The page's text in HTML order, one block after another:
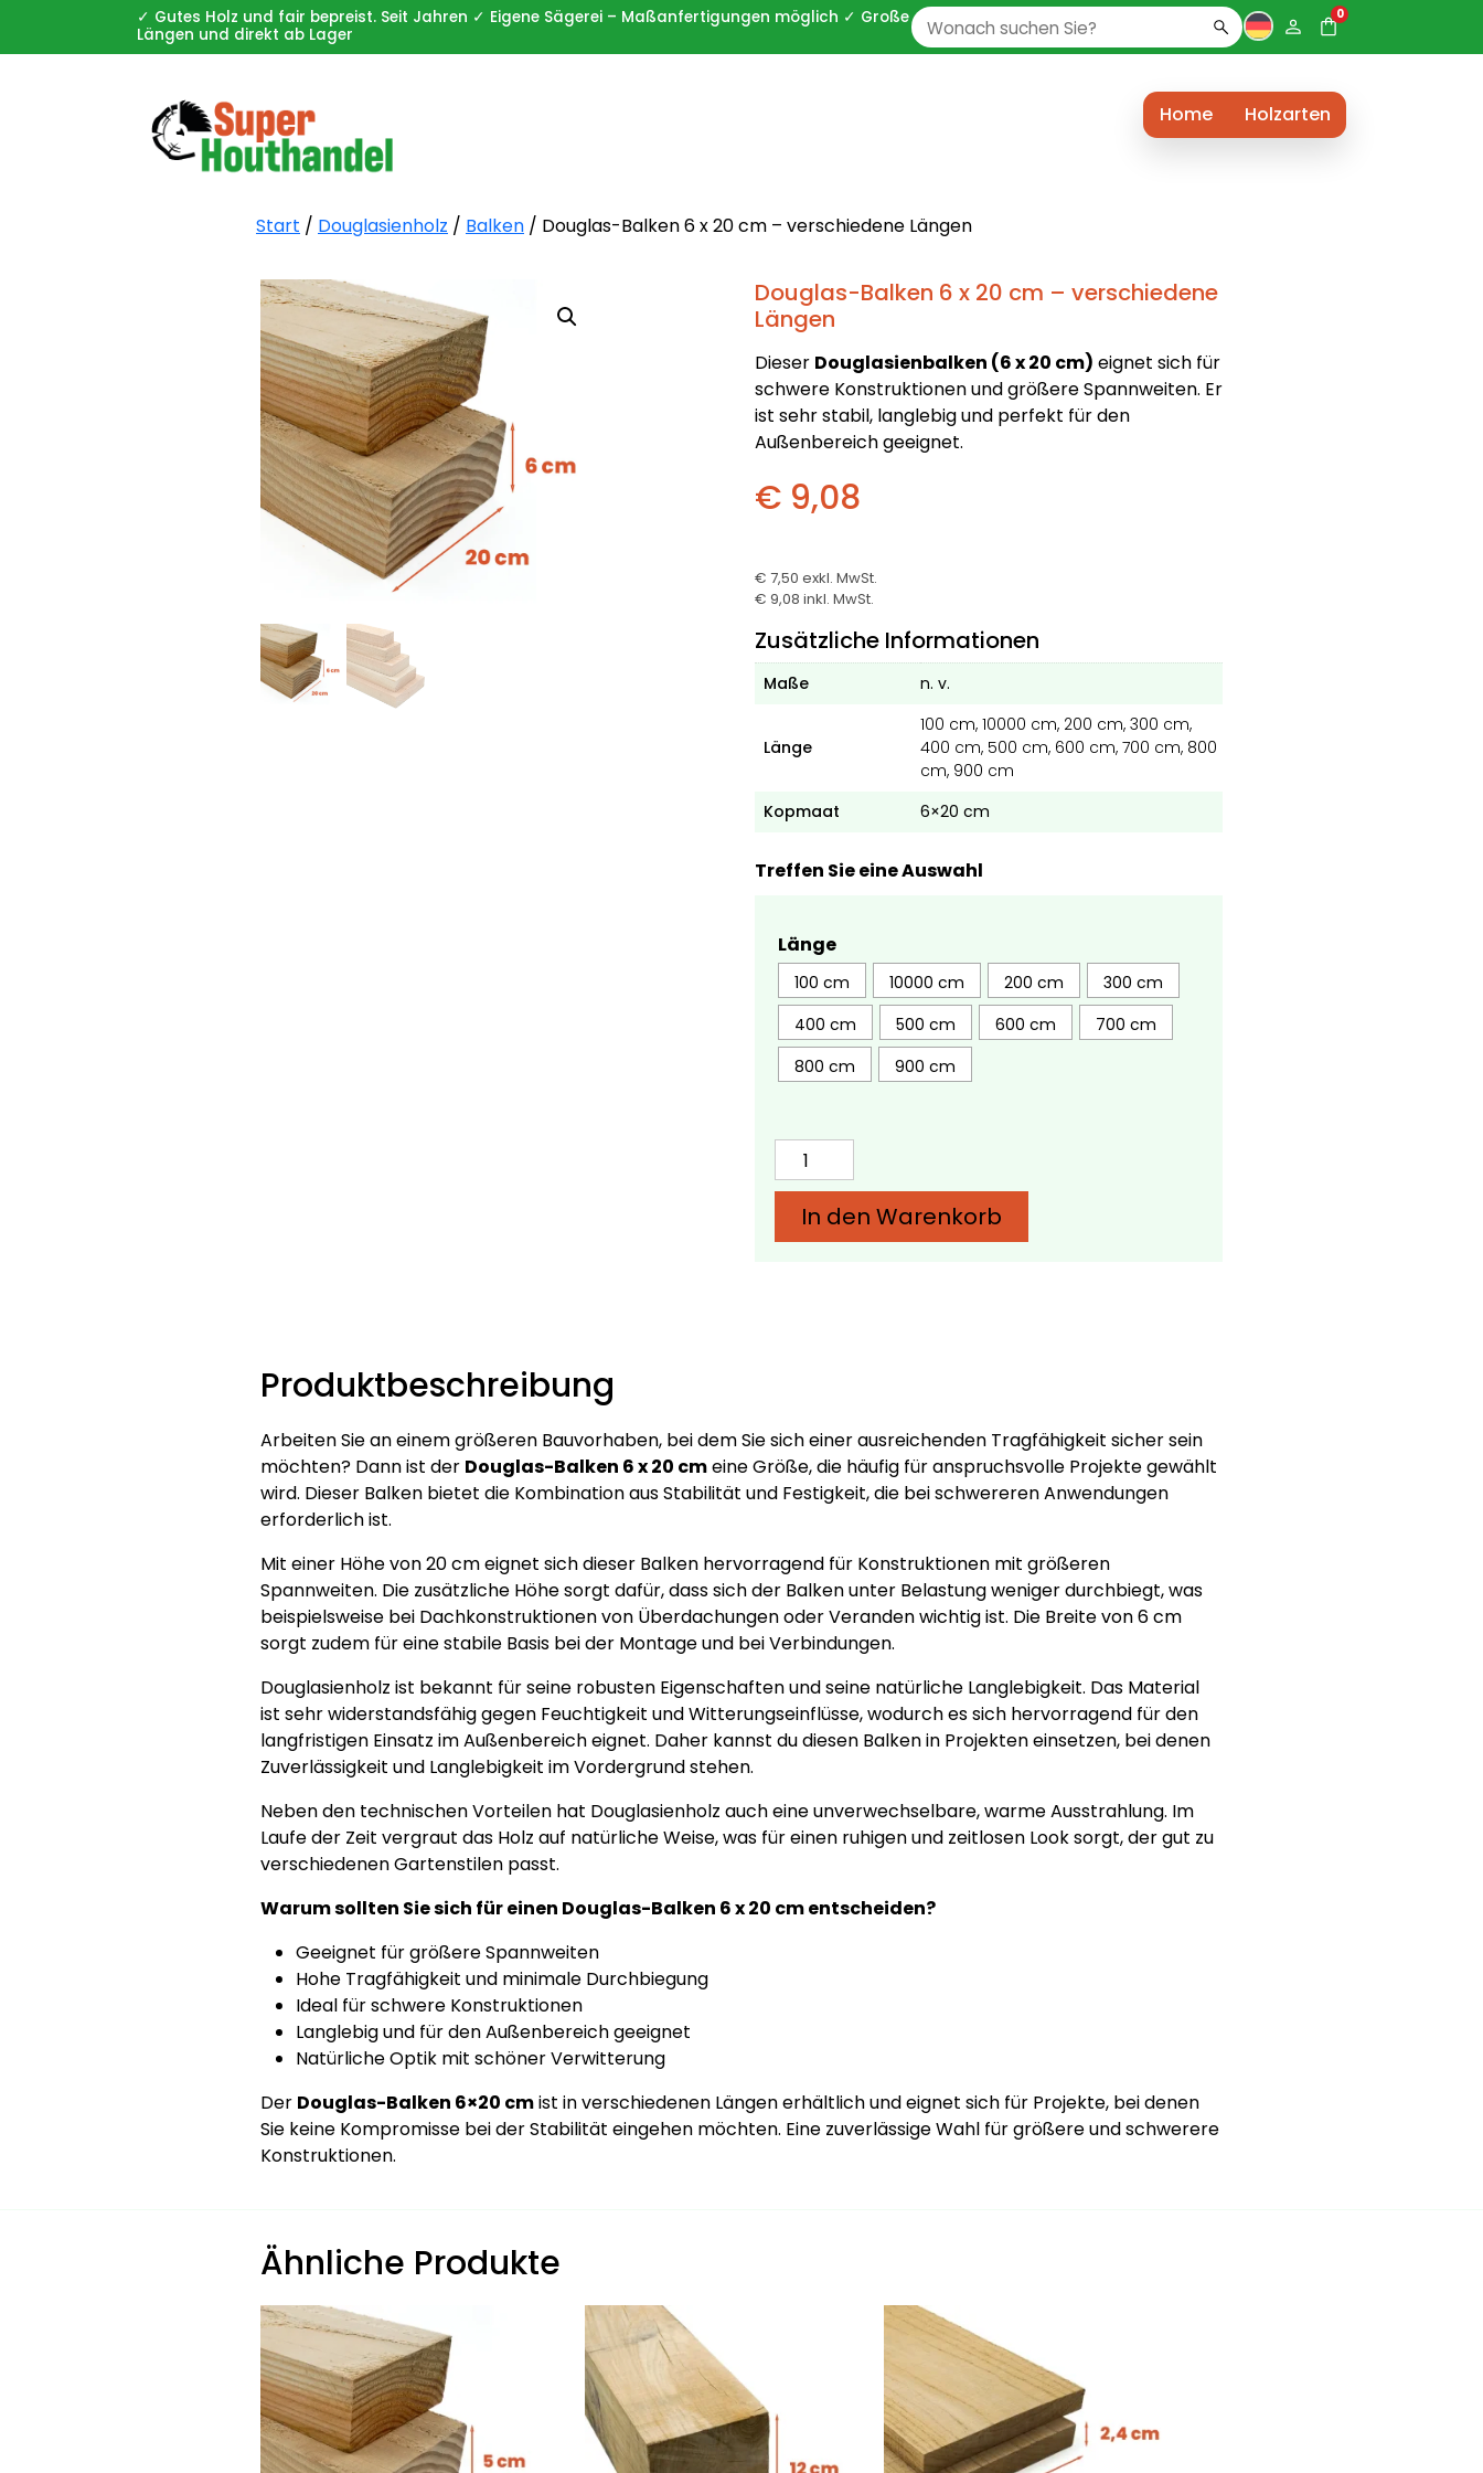
✓ Gutes Holz und fair bepreist. Seit Jahren ✓ Eigene Sägerei – Maßanfertigungen möglich ✓ Große
Längen und direkt ab Lager
Zoeken
naar:
0
Home Holzarten
Start / Douglasienholz / Balken / Douglas-Balken 6 x 20 cm – verschiedene Längen
Douglas-Balken 6 x 20 cm – verschiedene
Längen
Dieser Douglasienbalken (6 x 20 cm) eignet sich für
schwere Konstruktionen und größere Spannweiten. Er
ist sehr stabil, langlebig und perfekt für den
Außenbereich geeignet.
€ 9,08
€ 7,50 exkl. MwSt.
€ 9,08 inkl. MwSt.
Zusätzliche Informationen
Maße n. v.
Länge
100 cm, 10000 cm, 200 cm, 300 cm,
400 cm, 500 cm, 600 cm, 700 cm, 800
cm, 900 cm
Kopmaat
6×20 cm
Treffen Sie eine Auswahl
Länge
100 cm 10000 cm 200 cm
300 cm
400 cm
500 cm 600 cm
700 cm
800 cm
900 cm
Douglas-
Balken
In den Warenkorb
Produktbeschreibung
Arbeiten Sie an einem größeren Bauvorhaben, bei dem Sie sich einer ausreichenden Tragfähigkeit sicher sein
möchten? Dann ist der Douglas-Balken 6 x 20 cmeine Größe, die häufig für anspruchsvolle Projekte gewählt
wird. Dieser Balken bietet die Kombination aus Stabilität und Festigkeit, die bei schwereren Anwendungen
erforderlich ist.
Mit einer Höhe von 20 cm eignet sich dieser Balken hervorragend für Konstruktionen mit größeren
Spannweiten. Die zusätzliche Höhe sorgt dafür, dass sich der Balken unter Belastung weniger durchbiegt, was
beispielsweise bei Dachkonstruktionen von Überdachungen oder Veranden wichtig ist. Die Breite von 6 cm
sorgt zudem für eine stabile Basis bei der Montage und bei Verbindungen.
Douglasienholz ist bekannt für seine robusten Eigenschaften und seine natürliche Langlebigkeit. Das Material
ist sehr widerstandsfähig gegen Feuchtigkeit und Witterungseinflüsse, wodurch es sich hervorragend für den
langfristigen Einsatz im Außenbereich eignet. Daher kannst du diesen Balken in Projekten einsetzen, bei denen
Zuverlässigkeit und Langlebigkeit im Vordergrund stehen.
Neben den technischen Vorteilen hat Douglasienholz auch eine unverwechselbare, warme Ausstrahlung. Im
Laufe der Zeit vergraut das Holz auf natürliche Weise, was für einen ruhigen und zeitlosen Look sorgt, der gut zu
verschiedenen Gartenstilen passt.
Warum sollten Sie sich für einen Douglas-Balken 6 x 20 cm entscheiden?
Geeignet für größere Spannweiten
Hohe Tragfähigkeit und minimale Durchbiegung
Ideal für schwere Konstruktionen
Langlebig und für den Außenbereich geeignet
Natürliche Optik mit schöner Verwitterung
Der Douglas-Balken 6×20 cmist in verschiedenen Längen erhältlich und eignet sich für Projekte, bei denen
Sie keine Kompromisse bei der Stabilität eingehen möchten. Eine zuverlässige Wahl für größere und schwerere
Konstruktionen.
Ähnliche Produkte
Dieses
Produkt
weist
mehrere
Varianten
auf.
Dieses
Produkt
weist
mehrere
Varianten
auf.
Dieses
Produkt
weist
mehrere
Varianten
auf.